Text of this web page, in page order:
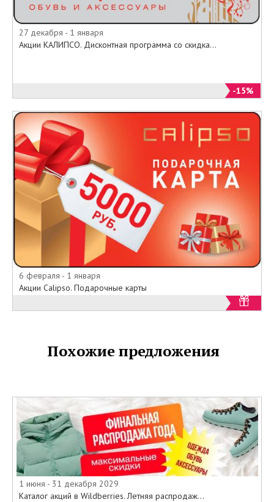
27 декабря - 1 января
Акции КАЛИПСО. Дисконтная программа со скидка...
-15%
6 февраля - 1 января
Акции Calipso. Подарочные карты
Похожие предложения
1 июня - 31 декабря 2029
Каталог акций в Wildberries. Летняя распродаж...